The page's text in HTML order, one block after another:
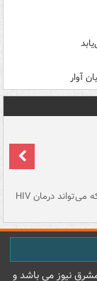
آوار
قرص آزمایشی که می‌تواند درمان HIV
نيوز می باشد و